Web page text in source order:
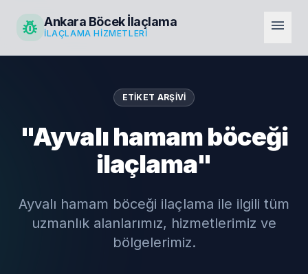
pest_control Ankara Böcek İlaçlama
İLAÇLAMA HIZMETLERI menu
ETIKET ARŞIVI
"Ayvalı hamam böceği
ilaçlama"
Ayvalı hamam böceği ilaçlama ile ilgili tüm
uzmanlık alanlarımız, hizmetlerimiz ve
bölgelerimiz.